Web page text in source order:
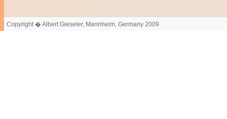
Copyright � Albert Gieseler, Mannheim, Germany 2009